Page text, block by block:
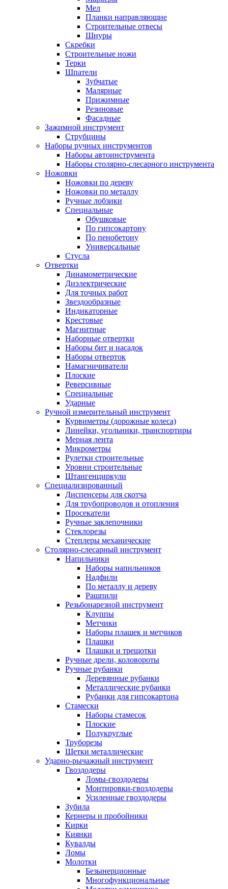
Мел
Планки направляющие
Строительные отвесы
Шнуры
Скребки
Строительные ножи
Терки
Шпатели
Зубчатые
Малярные
Прижимные
Резиновые
Фасадные
Зажимной инструмент
Струбцины
Наборы ручных инструментов
Наборы автоинструмента
Наборы столярно-слесарного инструмента
Ножовки
Ножовки по дереву
Ножовки по металлу
Ручные лобзики
Специальные
Обушковые
По гипсокартону
По пенобетону
Универсальные
Стусла
Отвертки
Динамометрические
Диэлектрические
Для точных работ
Звездообразные
Индикаторные
Крестовые
Магнитные
Наборные отвертки
Наборы бит и насадок
Наборы отверток
Намагничиватели
Плоские
Реверсивные
Специальные
Ударные
Ручной измерительный инструмент
Курвиметры (дорожные колеса)
Линейки, угольники, транспортиры
Мерная лента
Микрометры
Рулетки строительные
Уровни строительные
Штангенциркули
Специализированный
Диспенсеры для скотча
Для трубопроводов и отопления
Просекатели
Ручные заклепочники
Стеклорезы
Степлеры механические
Столярно-слесарный инструмент
Напильники
Наборы напильников
Надфили
По металлу и дереву
Рашпили
Резьбонарезной инструмент
Клуппы
Метчики
Наборы плашек и метчиков
Плашки
Плашки и трещотки
Ручные дрели, коловороты
Ручные рубанки
Деревянные рубанки
Металлические рубанки
Рубанки для гипсокартона
Стамески
Наборы стамесок
Плоские
Полукруглые
Труборезы
Щетки металлические
Ударно-рычажный инструмент
Гвоздодеры
Ломы-гвоздодеры
Монтировки-гвоздодеры
Усиленные гвоздодеры
Зубила
Кернеры и пробойники
Кирки
Киянки
Кувалды
Ломы
Молотки
Безынерционные
Многофункциональные